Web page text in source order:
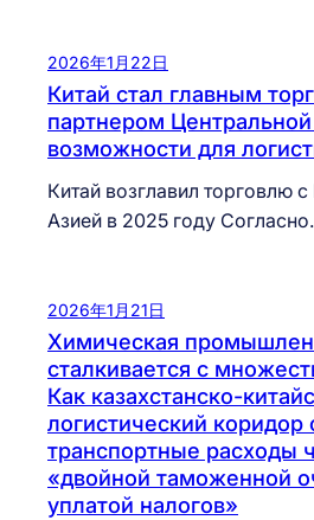
2026年1月22日
Китай стал главным
партнером
возможности для
Китай возглавил торговлю
Азией в 2025 году
2026年1月21日
Химическая
сталкивается с
Как казахстанско-
логистический коридор
транспортные расходы
«двойной таможенной
уплатой налогов»